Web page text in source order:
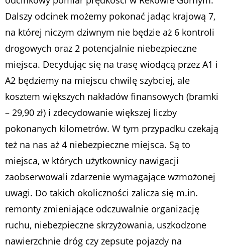
Dalszy odcinek możemy pokonać jadąc krajową 7,
na której niczym dziwnym nie będzie aż 6 kontroli
drogowych oraz 2 potencjalnie niebezpieczne
miejsca. Decydując się na trasę wiodącą przez A1 i
A2 będziemy na miejscu chwilę szybciej, ale
kosztem większych nakładów finansowych (bramki
– 29,90 zł) i zdecydowanie większej liczby
pokonanych kilometrów. W tym przypadku czekają
też na nas aż 4 niebezpieczne miejsca. Są to
miejsca, w których użytkownicy nawigacji
zaobserwowali zdarzenie wymagające wzmożonej
uwagi. Do takich okoliczności zalicza się m.in.
remonty zmieniające odczuwalnie organizację
ruchu, niebezpieczne skrzyżowania, uszkodzone
nawierzchnie dróg czy zepsute pojazdy na